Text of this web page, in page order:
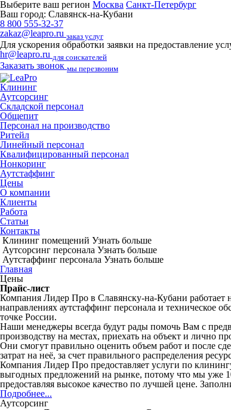
Выберите ваш регион Москва Санкт-Петербург
Ваш город: Славянск-на-Кубани
8 800 555-32-37
zakaz@leapro.ru заказ услуг
Для ускорения обработки заявки на предоставление
hr@leapro.ru для соискателей
Заказать звонок мы перезвоним
Клининг
Аутсорсинг
Складской персонал
Общепит
Персонал на производство
Ритейл
Линейный персонал
Квалифицированный персонал
Нонкоринг
Аутстаффинг
Цены
О компании
Клиенты
Работа
Статьи
Контакты
Клининг помещений Узнать больше
Аутсорсинг персонала Узнать больше
Аутстаффинг персонала Узнать больше
Главная
Цены
Прайс-лист
Компания Лидер Про в Славянску-на-Кубани работает
направлениях аутстаффинг персонала и техническое
точке России.
Наши менеджеры всегда будут рады помочь Вам с
производству на местах, приехать на объект и лично
Они смогут правильно оценить объем работ и после
затрат на неё, за счет правильного распределения
Компания Лидер Про предоставляет услуги по
выгодных предложений на рынке, потому что мы уже
предоставляя высокое качество по лучшей цене.
Подробнее...
Аутсорсинг